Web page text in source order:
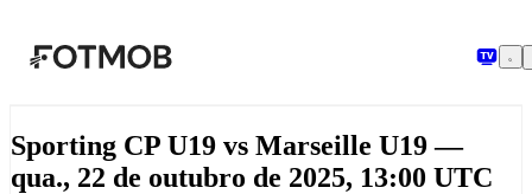
Sporting CP U19 vs Marseille U19 —
qua., 22 de outubro de 2025, 13:00 UTC